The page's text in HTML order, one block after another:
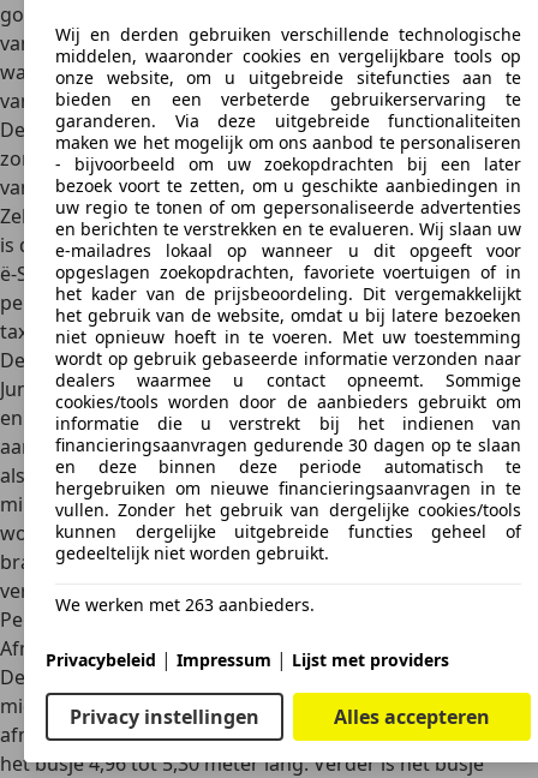
goed voor een
van uitvoering). Optioneel is een 75 kWh batterijpakket
waarmee het busje tot 330 km ver komt (WLTP, afhankelijk
van uitvoering).
De
grote vierkante carrosserieis zeer praktisch, maar
zorgt ook voor een vrij hoog stroomverbruik. Afhankelijk
van de uitvoering ligt dat rond de 23 kWh/100 km (WLTP).
Zeker op de snelweg speelt dit een rol. In stedelijk verkeer
is de theoretische actieradius al realistischer. Dat maakt de
ë-SpaceTourer vooral geschikt voorcomfortabel
personenvervoerin stedelijk gebied, bijvoorbeeld voor
taxibedrijven, shuttlediensten en VIP-vervoer.
De Citroën ë-SpaceTourer is nauw verwant aan de Citroën
Jumpy. Dat is een bestelbus die leverbaar is met benzine-
en dieselmotoren, maar ook met dezelfde elektrische
aandrijflijn als de ë-SpaceTourer. De Jumpy is ook leverbaar
als Combi. Ook dat is een personenbus, maar met wat
minder luxe aan boord dan de SpaceTourer. Overigens
wordt ook de SpaceTourer geleverd met
brandstofmotoren. Hetzelfde type busje wordt ook
verkocht als Fiat Scudo/Ulysse, Opel Vivaro/Zafira Life,
Peugeot Expert/Traveller en Toyota ProAce/ProAce Verso.
Afmetingen
De Citroën ë-SpaceTourer heeft zijn oorsprong in een
middelgrote bestelbus en dat is terug te zien aan de
afmetingen. Afhankelijk van de gekozen lengtevariant is
het busje 4,96 tot 5,30 meter lang. Verder is het busje
Wij en derden gebruiken verschillende technologische
middelen, waaronder cookies en vergelijkbare tools op
onze website, om u uitgebreide sitefuncties aan te
bieden en een verbeterde gebruikerservaring te
garanderen. Via deze uitgebreide functionaliteiten
maken we het mogelijk om ons aanbod te personaliseren
- bijvoorbeeld om uw zoekopdrachten bij een later
bezoek voort te zetten, om u geschikte aanbiedingen in
uw regio te tonen of om gepersonaliseerde advertenties
en berichten te verstrekken en te evalueren. Wij slaan uw
e-mailadres lokaal op wanneer u dit opgeeft voor
opgeslagen zoekopdrachten, favoriete voertuigen of in
het kader van de prijsbeoordeling. Dit vergemakkelijkt
het gebruik van de website, omdat u bij latere bezoeken
niet opnieuw hoeft in te voeren. Met uw toestemming
wordt op gebruik gebaseerde informatie verzonden naar
dealers waarmee u contact opneemt. Sommige
cookies/tools worden door de aanbieders gebruikt om
informatie die u verstrekt bij het indienen van
financieringsaanvragen gedurende 30 dagen op te slaan
en deze binnen deze periode automatisch te
hergebruiken om nieuwe financieringsaanvragen in te
vullen. Zonder het gebruik van dergelijke cookies/tools
kunnen dergelijke uitgebreide functies geheel of
gedeeltelijk niet worden gebruikt.
We werken met 263 aanbieders.
Privacybeleid | Impressum | Lijst met providers
Privacy instellingen Alles accepteren